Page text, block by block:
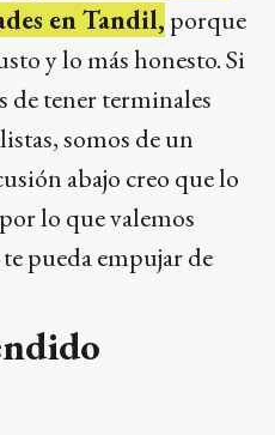
en Tandil, porque
y lo más honesto. Si
de tener terminales
somos de un
abajo creo que lo
lo que valemos
pueda empujar de